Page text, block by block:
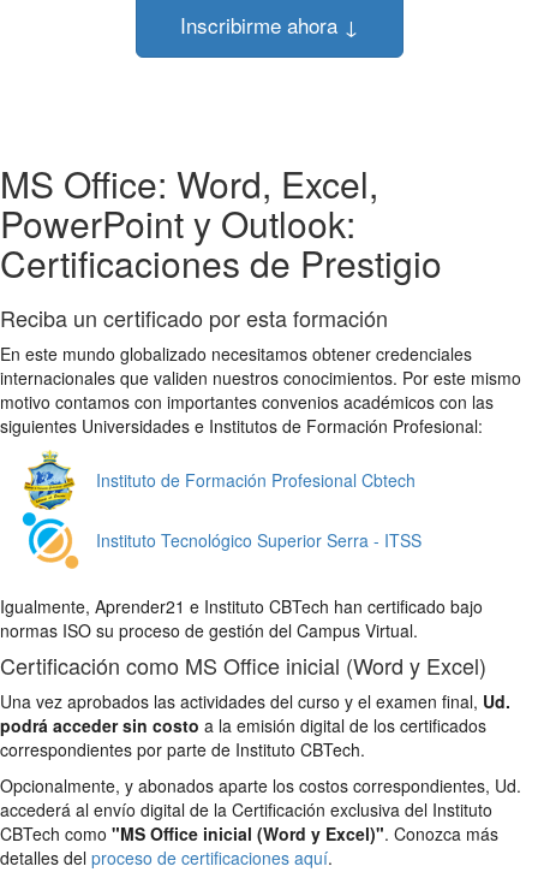
Inscribirme ahora ↓
MS Office: Word, Excel,
PowerPoint y Outlook:
Certificaciones de Prestigio
Reciba un certificado por esta formación
En este mundo globalizado necesitamos obtener credenciales
internacionales que validen nuestros conocimientos. Por este mismo
motivo contamos con importantes convenios académicos con las
siguientes Universidades e Institutos de Formación Profesional:
Instituto de Formación Profesional Cbtech
Instituto Tecnológico Superior Serra - ITSS
Igualmente, Aprender21 e Instituto CBTech han certificado bajo
normas ISO su proceso de gestión del Campus Virtual.
Certificación como MS Office inicial (Word y Excel)
Una vez aprobados las actividades del curso y el examen final, Ud.
podrá acceder sin costo a la emisión digital de los certificados
correspondientes por parte de Instituto CBTech.
Opcionalmente, y abonados aparte los costos correspondientes, Ud.
accederá al envío digital de la Certificación exclusiva del Instituto
CBTech como "MS Office inicial (Word y Excel)". Conozca más
detalles del proceso de certificaciones aquí.